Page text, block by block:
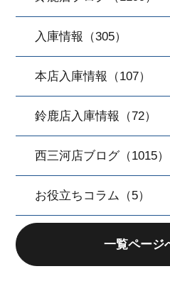
入庫情報（305）
本店入庫情報（107）
鈴鹿店入庫情報（72）
西三河店ブログ（1015）
お役立ちコラム（5）
一覧ページ